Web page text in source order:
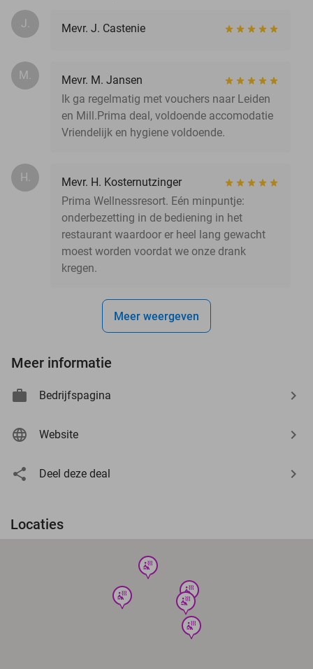
J. Mevr. J. Castenie
M.
Mevr. M. Jansen
Ik ga regelmatig met vouchers naar Leiden
en Mill.Prima deal, voldoende accomodatie
Vriendelijk en hygiene voldoende.
H.
Mevr. H. Kosternutzinger
Prima Wellnessresort. Eén minpuntje:
onderbezetting in de bediening in het
restaurant waardoor er heel lang gewacht
moest worden voordat we onze drank
kregen.
Meer weergeven
Meer informatie
Bedrijfspagina
Website
Deel deze deal
Locaties
wellness
wellness
wellness
wellness
wellness